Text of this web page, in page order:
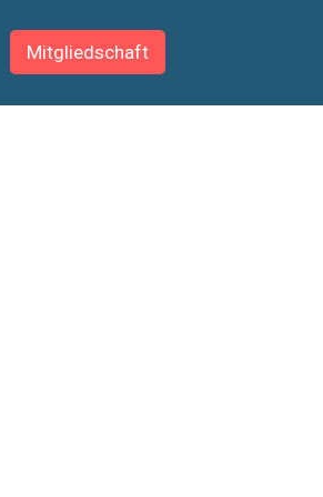
Mitgliedschaft